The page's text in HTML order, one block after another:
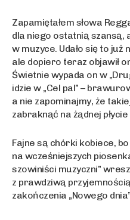
Zapamiętałem słowa
dla niego ostatnią szansą,
w muzyce. Udało się to już
ale dopiero teraz objawił
Świetnie wypada on w
idzie w „Cel pal” –
a nie zapominajmy, że
zabraknąć na żądnej
Fajne są chórki kobiece,
na wcześniejszych
szowiniści muzyczni”
z prawdziwą
zakończenia „Nowego